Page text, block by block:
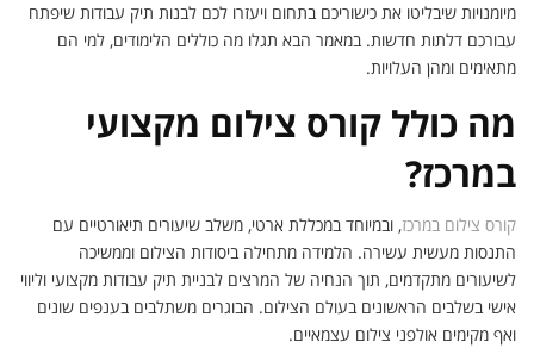
מיומנויות שיבליטו את כישוריכם בתחום ויעזרו לכם לבנות תיק עבודות שיפתח
עבורכם דלתות חדשות. במאמר הבא תגלו מה כוללים הלימודים, למי הם
מתאימים ומהן העלויות.
מה כולל קורס צילום מקצועי
במרכז?
קורס צילום במרכז, ובמיוחד במכללת ארטי, משלב שיעורים תיאורטיים עם
התנסות מעשית עשירה. הלמידה מתחילה ביסודות הצילום וממשיכה
לשיעורים מתקדמים, תוך הנחיה של המרצים לבניית תיק עבודות מקצועי וליווי
אישי בשלבים הראשונים בעולם הצילום. הבוגרים משתלבים בענפים שונים
ואף מקימים אולפני צילום עצמאיים.